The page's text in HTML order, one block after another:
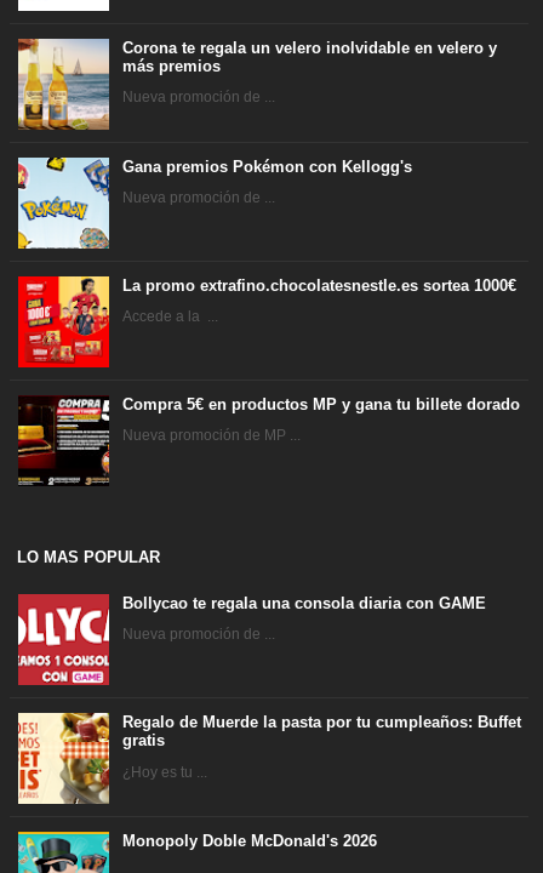
Corona te regala un velero inolvidable en velero y
más premios
Nueva promoción de ...
Gana premios Pokémon con Kellogg's
Nueva promoción de ...
La promo extrafino.chocolatesnestle.es sortea 1000€
Accede a la ...
Compra 5€ en productos MP y gana tu billete dorado
Nueva promoción de MP ...
LO MAS POPULAR
Bollycao te regala una consola diaria con GAME
Nueva promoción de ...
Regalo de Muerde la pasta por tu cumpleaños: Buffet
gratis
¿Hoy es tu ...
Monopoly Doble McDonald's 2026